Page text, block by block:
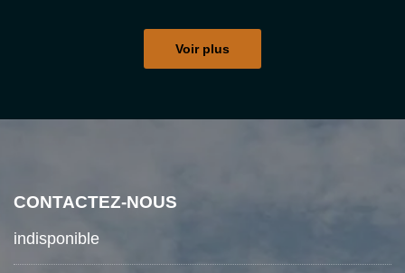
Voir plus
CONTACTEZ-NOUS
indisponible